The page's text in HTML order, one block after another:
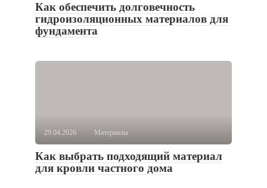
Как обеспечить долговечность
гидроизоляционных материалов для
фундамента
29.04.2026 Материалы
Как выбрать подходящий материал
для кровли частного дома